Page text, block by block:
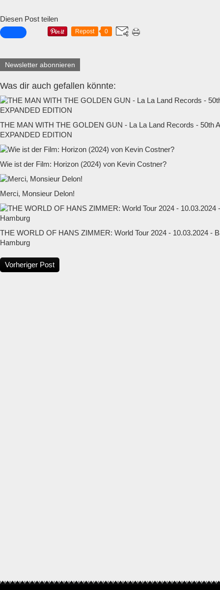
Diesen Post teilen
Repost 0
Newsletter abonnieren
Was dir auch gefallen könnte:
THE MAN WITH THE GOLDEN GUN - La La Land Records - 50th
EXPANDED EDITION
Wie ist der Film: Horizon (2024) von Kevin Costner?
Merci, Monsieur Delon!
THE WORLD OF HANS ZIMMER: World Tour 2024 - 10.03.2024 -
Hamburg
Vorheriger Post